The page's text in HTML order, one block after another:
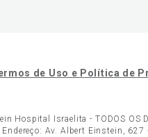
de Uso e Política de
Hospital Israelita - TODOS OS
Av. Albert Einstein, 627